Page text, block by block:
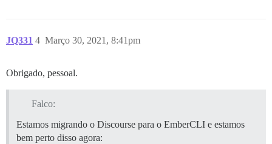
JQ331 Março 30, 2021, 8:41pm
4
Obrigado, pessoal.
Falco:
Estamos migrando o Discourse para o EmberCLI e estamos
bem perto disso agora: